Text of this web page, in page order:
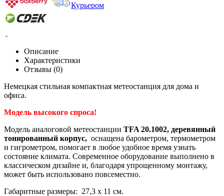
Курьером
Описание
Характеристики
Отзывы (0)
Немецкая стильная компактная метеостанция для дома и
офиса.
Модель высокого спроса!
Модель аналоговой метеостанции TFA 20.1002, деревянный
тонированный корпус, оснащена барометром, термометром
и гигрометром, помогает в любое удобное время узнать
состояние климата. Современное оборудование выполнено в
классическом дизайне и, благодаря упрощенному монтажу,
может быть использовано повсеместно.
Габаритные размеры: 27,3 х 11 см.